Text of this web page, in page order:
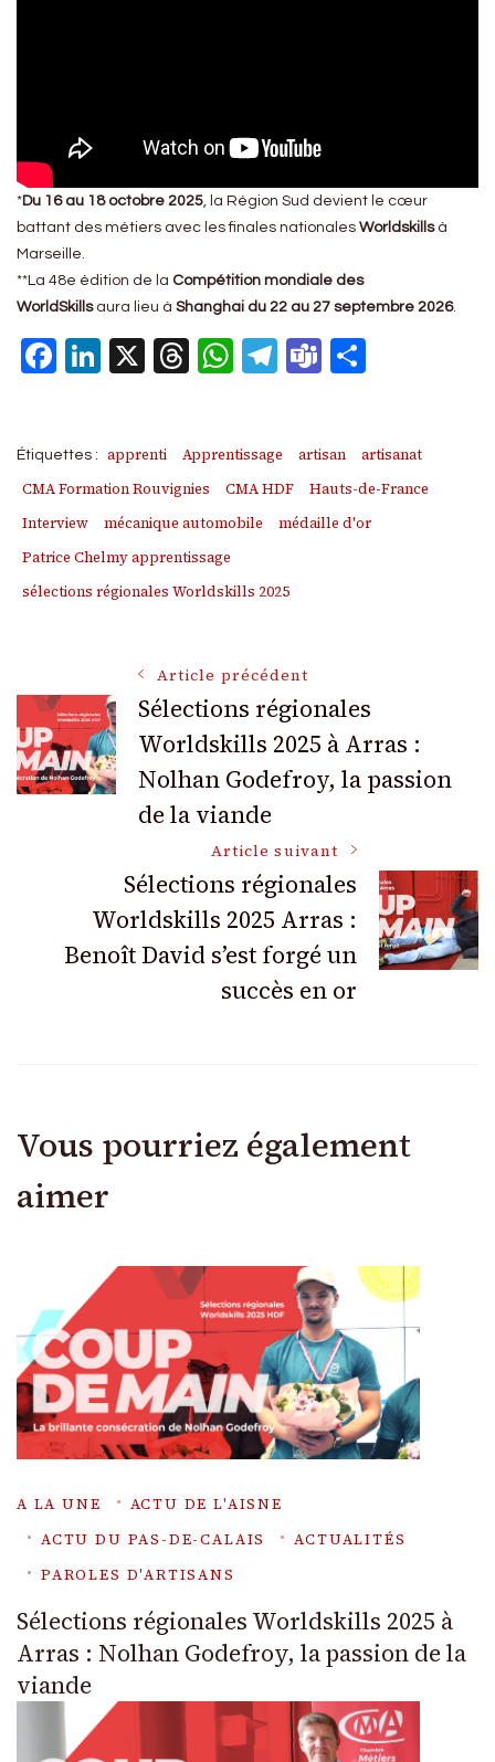
*Du 16 au 18 octobre 2025, la Région Sud devient le cœur
battant des métiers avec les finales nationales Worldskillsà
Marseille.
**La 48e édition de la Compétition mondiale des
WorldSkills aura lieu à Shanghai du 22 au 27 septembre 2026.
Facebook
LinkedIn
X Threads
WhatsApp
Telegram
Teams
Étiquettes : apprenti Apprentissage artisan
artisanat
CMA Formation Rouvignies
CMA HDF
Hauts-de-France
Interview
mécanique automobile
médaille d'or
Patrice Chelmy apprentissage
sélections régionales Worldskills 2025
Navigation
des
articles
Article précédent
Sélections régionales
Worldskills 2025 à Arras :
Nolhan Godefroy, la passion
de la viande
Article suivant
Sélections régionales
Worldskills 2025 Arras :
Benoît David s’est forgé un
succès en or
Vous pourriez également
aimer
A LA UNE
ACTU DE L'AISNE
ACTU DU PAS-DE-CALAIS
ACTUALITÉS
PAROLES D'ARTISANS
Sélections régionales Worldskills 2025 à
Arras : Nolhan Godefroy, la passion de la
viande